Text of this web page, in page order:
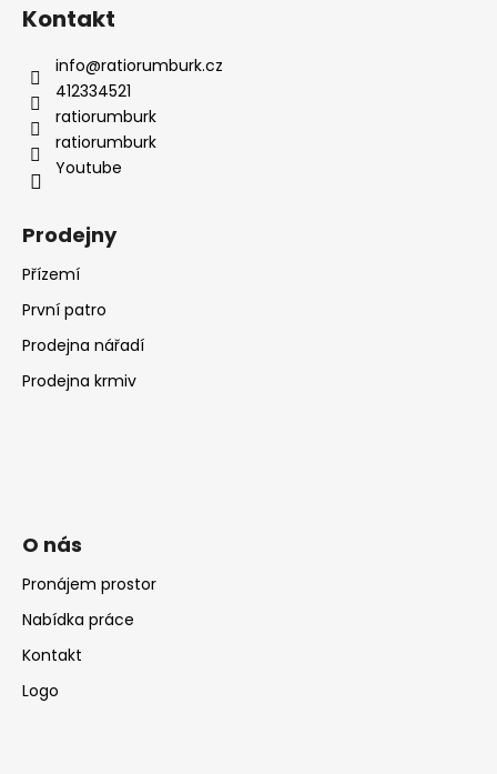
Kontakt
info@ratiorumburk.cz
412334521
ratiorumburk
ratiorumburk
Youtube
Prodejny
Přízemí
První patro
Prodejna nářadí
Prodejna krmiv
O nás
Pronájem prostor
Nabídka práce
Kontakt
Logo